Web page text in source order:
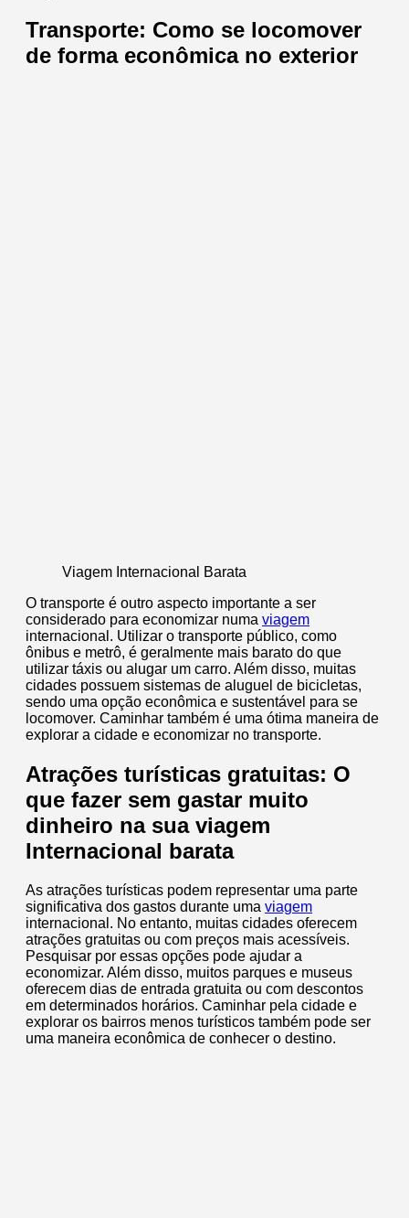
Transporte: Como se locomover
de forma econômica no exterior
Viagem Internacional Barata
O transporte é outro aspecto importante a ser
considerado para economizar numa viagem
internacional. Utilizar o transporte público, como
ônibus e metrô, é geralmente mais barato do que
utilizar táxis ou alugar um carro. Além disso, muitas
cidades possuem sistemas de aluguel de bicicletas,
sendo uma opção econômica e sustentável para se
locomover. Caminhar também é uma ótima maneira de
explorar a cidade e economizar no transporte.
Atrações turísticas gratuitas: O
que fazer sem gastar muito
dinheiro na sua viagem
Internacional barata
As atrações turísticas podem representar uma parte
significativa dos gastos durante uma viagem
internacional. No entanto, muitas cidades oferecem
atrações gratuitas ou com preços mais acessíveis.
Pesquisar por essas opções pode ajudar a
economizar. Além disso, muitos parques e museus
oferecem dias de entrada gratuita ou com descontos
em determinados horários. Caminhar pela cidade e
explorar os bairros menos turísticos também pode ser
uma maneira econômica de conhecer o destino.